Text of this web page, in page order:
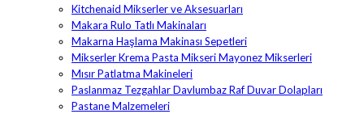
Kitchenaid Mikserler ve Aksesuarları
Makara Rulo Tatlı Makinaları
Makarna Haşlama Makinası Sepetleri
Mikserler Krema Pasta Mikseri Mayonez Mikserleri
Mısır Patlatma Makineleri
Paslanmaz Tezgahlar Davlumbaz Raf Duvar Dolapları
Pastane Malzemeleri